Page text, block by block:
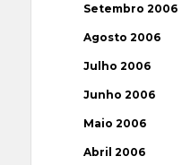
Setembro 2006
Agosto 2006
Julho 2006
Junho 2006
Maio 2006
Abril 2006